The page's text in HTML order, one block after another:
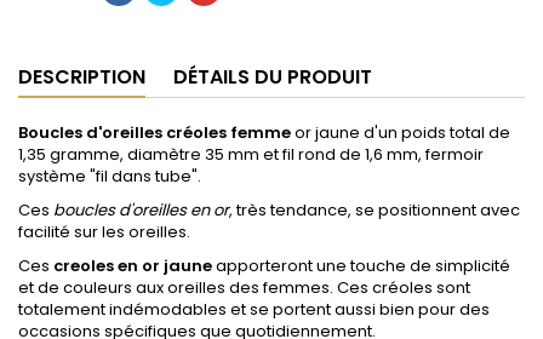
DESCRIPTION DÉTAILS DU PRODUIT
Boucles d'oreilles créoles femmeor jaune d'un poids total de
1,35 gramme, diamètre 35 mm et fil rond de 1,6 mm, fermoir
système "fil dans tube".
Ces boucles d'oreilles en or, très tendance, se positionnent avec
facilité sur les oreilles.
Ces creoles en or jauneapporteront une touche de simplicité
et de couleurs aux oreilles des femmes. Ces créoles sont
totalement indémodables et se portent aussi bien pour des
occasions spécifiques que quotidiennement.